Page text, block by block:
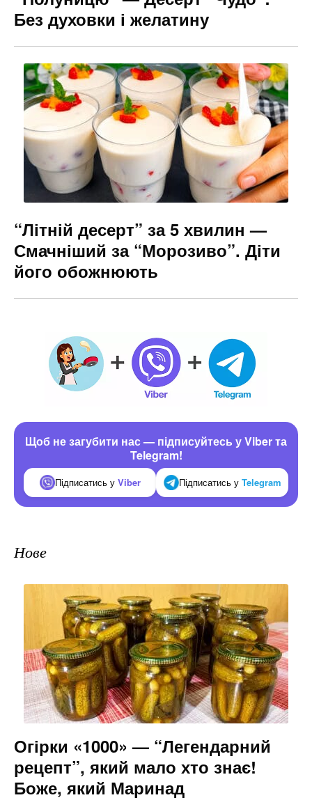
Без духовки і желатину
“Літній десерт” за 5 хвилин —
Смачніший за “Морозиво”. Діти
його обожнюють
Щоб не загубити нас — підписуйтесь у Viber та
Telegram!
Підписатись у Viber Підписатись у Telegram
Нове
Огірки «1000» — “Легендарний
рецепт”, який мало хто знає!
Боже, який Маринад